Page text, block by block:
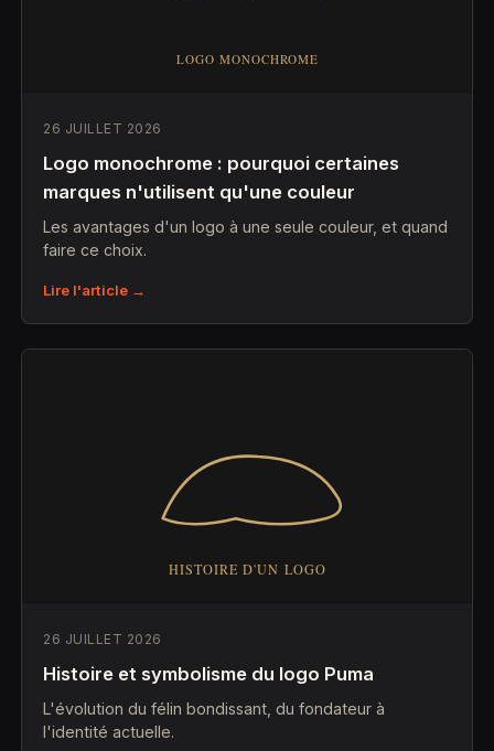
26 JUILLET 2026
Logo monochrome : pourquoi certaines
marques n'utilisent qu'une couleur
Les avantages d'un logo à une seule couleur, et quand
faire ce choix.
Lire l'article →
26 JUILLET 2026
Histoire et symbolisme du logo Puma
L'évolution du félin bondissant, du fondateur à
l'identité actuelle.